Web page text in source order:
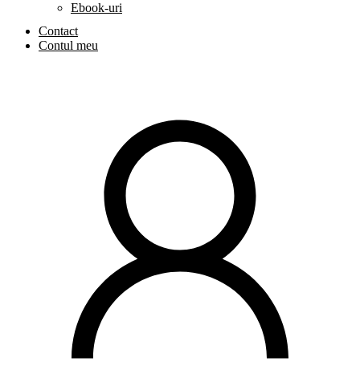
Ebook-uri
Contact
Contul meu